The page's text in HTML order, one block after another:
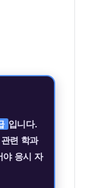
입니다.
련 학과
야 응시 자